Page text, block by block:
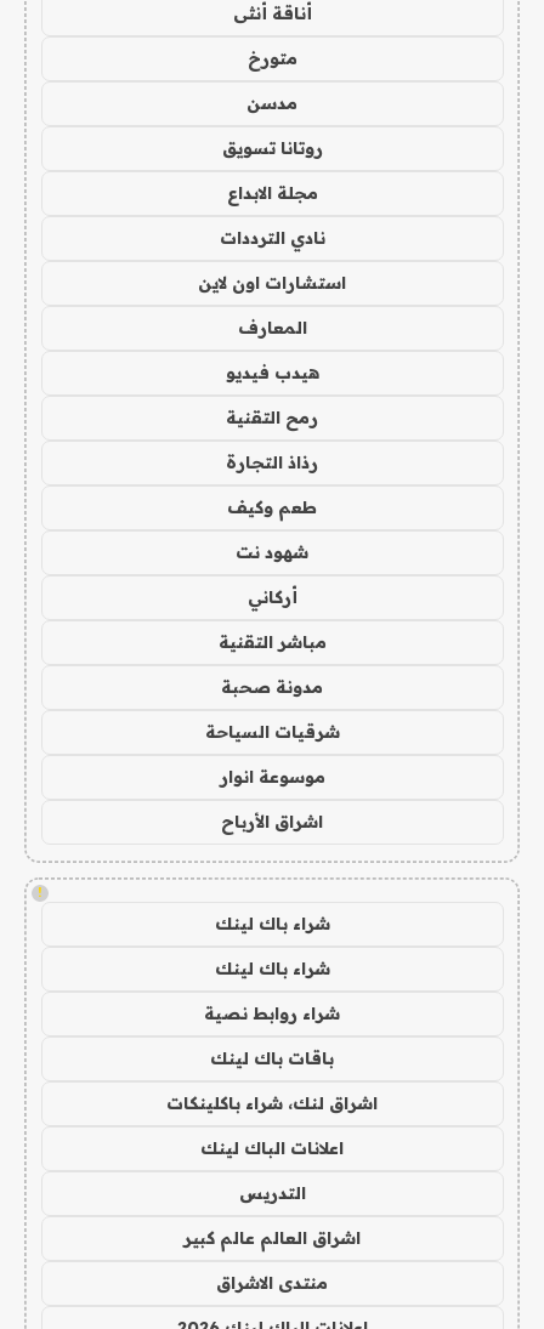
أناقة أنثى
متورخ
مدسن
روتانا تسويق
مجلة الابداع
نادي الترددات
استشارات اون لاين
المعارف
هيدب فيديو
رمح التقنية
رذاذ التجارة
طعم وكيف
شهود نت
أركاني
مباشر التقنية
مدونة صحبة
شرقيات السياحة
موسوعة انوار
اشراق الأرباح
!
شراء باك لينك
شراء باك لينك
شراء روابط نصية
باقات باك لينك
اشراق لنك، شراء باكلينكات
اعلانات الباك لينك
التدريس
اشراق العالم عالم كبير
منتدى الاشراق